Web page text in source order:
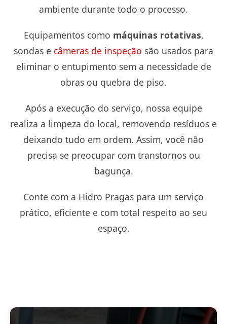
ambiente durante todo o processo.
Equipamentos como máquinas rotativas,
sondas e câmeras de inspeção são usados para
eliminar o entupimento sem a necessidade de
obras ou quebra de piso.
Após a execução do serviço, nossa equipe
realiza a limpeza do local, removendo resíduos e
deixando tudo em ordem. Assim, você não
precisa se preocupar com transtornos ou
bagunça.
Conte com a Hidro Pragas para um serviço
prático, eficiente e com total respeito ao seu
espaço.